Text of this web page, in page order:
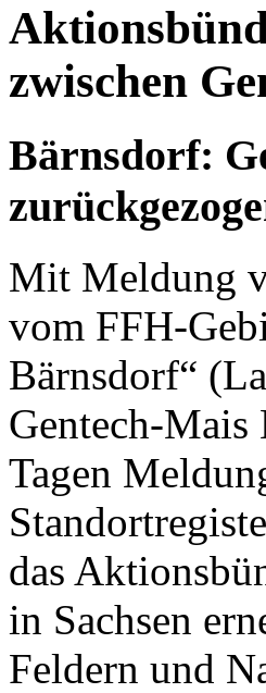
zwischen
Bärnsdorf:
Mit Meldung
vom FFH-
Bärnsdorf“
Gentech-Mais
Tagen
das
in Sachsen
Feldern und